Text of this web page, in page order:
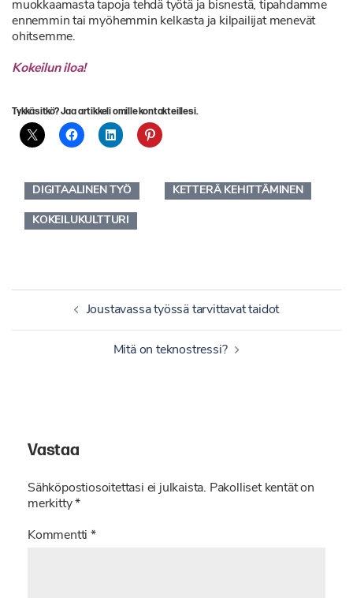
muokkaamasta tapoja tehdä työtä ja bisnestä, tipahdamme
ennemmin tai myöhemmin kelkasta ja kilpailijat menevät
ohitsemme.
Kokeilun iloa!
Tykkäsitkö? Jaa artikkeli omille kontakteillesi.
DIGITAALINEN TYÖ KETTERÄ KEHITTÄMINEN
KOKEILUKULTTURI
Artikkelien
selaus
Joustavassa työssä tarvittavat taidot
Mitä on teknostressi?
Vastaa
Sähköpostiosoitettasi ei julkaista. Pakolliset kentät on
merkitty*
Kommentti*